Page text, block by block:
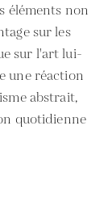
éléments non
sur les
sur l'art lui-
une réaction
abstrait,
quotidienne